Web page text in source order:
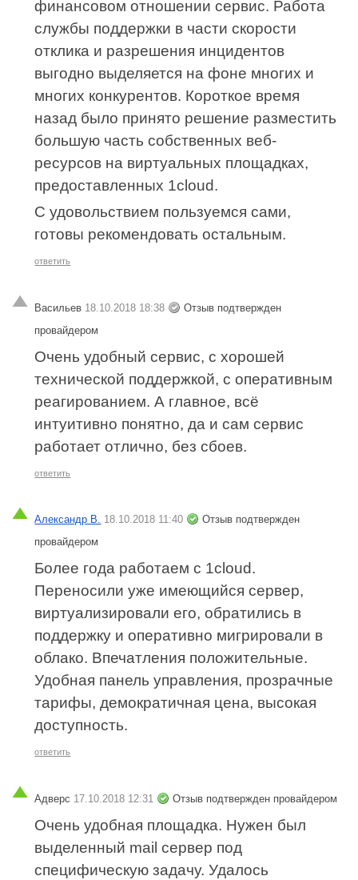
финансовом отношении сервис. Работа
службы поддержки в части скорости
отклика и разрешения инцидентов
выгодно выделяется на фоне многих и
многих конкурентов. Короткое время
назад было принято решение разместить
большую часть собственных веб-
ресурсов на виртуальных площадках,
предоставленных 1cloud.
С удовольствием пользуемся сами,
готовы рекомендовать остальным.
ответить
Васильев 18.10.2018 18:38
Отзыв подтвержден
провайдером
Очень удобный сервис, с хорошей
технической поддержкой, с оперативным
реагированием. А главное, всё
интуитивно понятно, да и сам сервис
работает отлично, без сбоев.
ответить
Александр В. 18.10.2018 11:40
Отзыв подтвержден
провайдером
Более года работаем с 1cloud.
Переносили уже имеющийся сервер,
виртуализировали его, обратились в
поддержку и оперативно мигрировали в
облако. Впечатления положительные.
Удобная панель управления, прозрачные
тарифы, демократичная цена, высокая
доступность.
ответить
Адверс 17.10.2018 12:31 Отзыв подтвержден провайдером
Очень удобная площадка. Нужен был
выделенный mail сервер под
специфическую задачу. Удалось